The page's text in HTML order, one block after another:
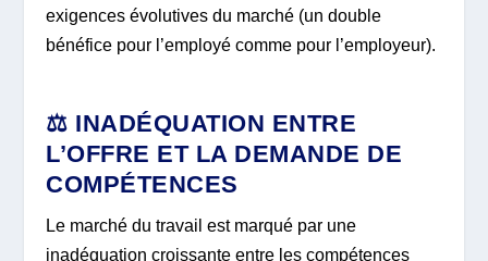
exigences évolutives du marché (un double
bénéfice pour l’employé comme pour l’employeur).
⚖️ INADÉQUATION ENTRE
L’OFFRE ET LA DEMANDE DE
COMPÉTENCES
Le marché du travail est marqué par une
inadéquation croissante entre les compétences